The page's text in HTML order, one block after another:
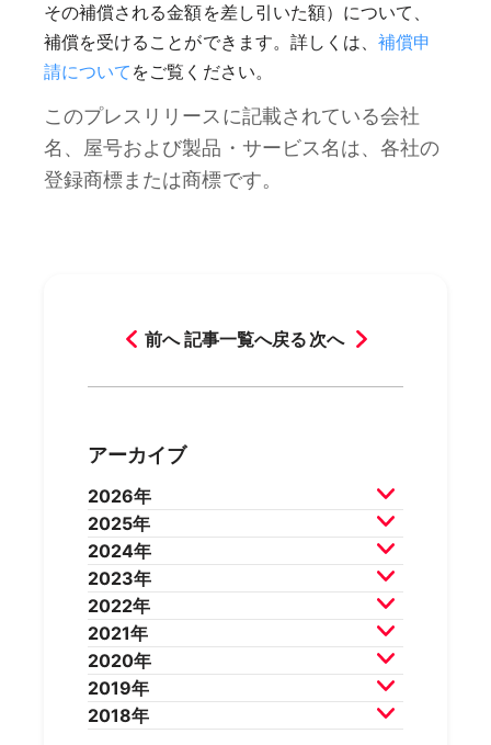
その補償される金額を差し引いた額）について、
補償を受けることができます。詳しくは、補償申
請について をご覧ください。
このプレスリリースに記載されている会社
名、屋号および製品・サービス名は、各社の
登録商標または商標です。
前へ 記事一覧へ戻る 次へ
アーカイブ
2026年
2026年7月 2026年6月
2026年5月 2026年4月
2026年3月 2026年2月
2025年
2025年12月2025年11月
2025年10月2025年9月
2025年8月 2025年7月
2025年6月
2025年4月
2025年2月
2024年
2024年12月2024年11月
2024年10月2024年9月
2024年8月 2024年7月
2024年6月
2024年4月
2024年2月
2023年
2023年12月2023年11月
2023年10月2023年9月
2023年8月 2023年7月
2023年6月
2023年4月
2022年
2022年12月2022年11月
2022年10月2022年9月
2022年8月 2022年7月
2022年6月
2021年
2021年12月2021年11月
2021年10月2021年9月
2021年8月 2021年7月
2020年
2020年12月2020年11月
2020年10月2020年9月
2019年
2019年12月2019年11月
2018年